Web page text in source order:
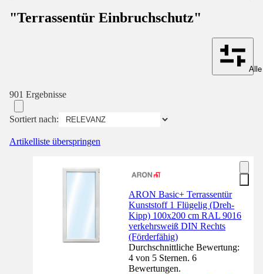
"Terrassentür Einbruchschutz"
901 Ergebnisse
Sortiert nach:
Artikelliste überspringen
ARON Basic+ Terrassentür
Kunststoff 1 Flügelig (Dreh-
Kipp) 100x200 cm RAL 9016
verkehrsweiß DIN Rechts
(Förderfähig)
Durchschnittliche Bewertung:
4 von 5 Sternen. 6
Bewertungen.